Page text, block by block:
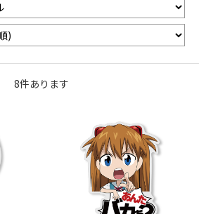
8件あります